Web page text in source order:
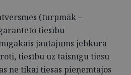
(turpmāk –
tiesību
jautājums jebkurā
tiesību uz taisnīgu tiesu
ne tikai tiesas pieņemtajos